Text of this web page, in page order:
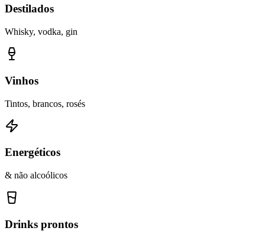
Destilados
Whisky, vodka, gin
Vinhos
Tintos, brancos, rosés
Energéticos
& não alcoólicos
Drinks prontos